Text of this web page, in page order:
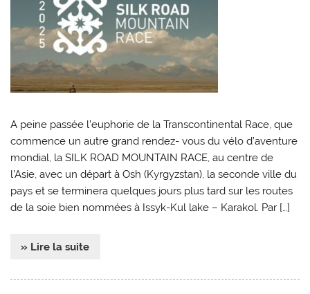
A peine passée l’euphorie de la Transcontinental Race, que
commence un autre grand rendez- vous du vélo d’aventure
mondial, la SILK ROAD MOUNTAIN RACE, au centre de
l’Asie, avec un départ à Osh (Kyrgyzstan), la seconde ville du
pays et se terminera quelques jours plus tard sur les routes
de la soie bien nommées à Issyk-Kul lake – Karakol. Par […]
» Lire la suite